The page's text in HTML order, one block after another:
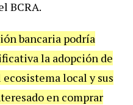
BCRA.
bancaria podría
la adopción de
local y sus
en comprar